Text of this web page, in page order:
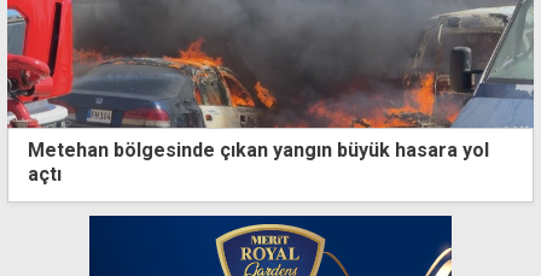
Metehan bölgesinde çıkan yangın büyük hasara yol
açtı